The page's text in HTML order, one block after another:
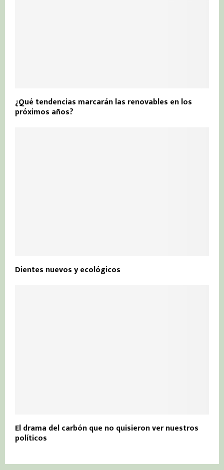
¿Qué tendencias marcarán las renovables en los
próximos años?
Dientes nuevos y ecológicos
El drama del carbón que no quisieron ver nuestros
políticos